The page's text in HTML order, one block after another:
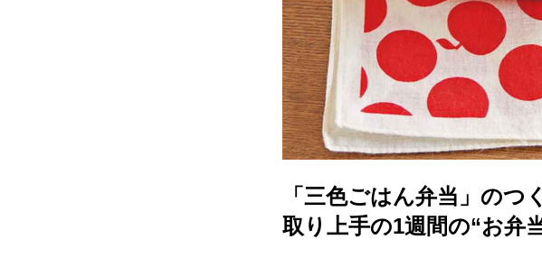
「三色ごはん弁当」の
取り上手の1週間の“お弁